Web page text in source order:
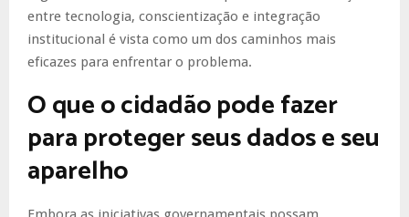
entre tecnologia, conscientização e integração
institucional é vista como um dos caminhos mais
eficazes para enfrentar o problema.
O que o cidadão pode fazer
para proteger seus dados e seu
aparelho